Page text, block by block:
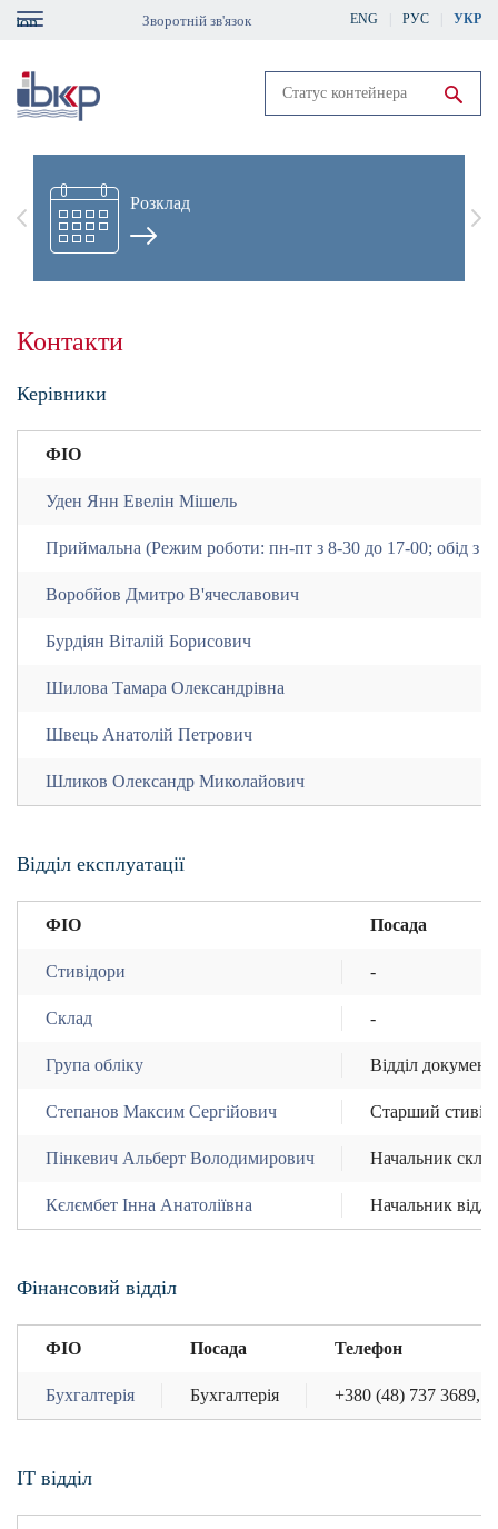
Skip
content
ENG РУС УКР
Зворотній зв'язок
Run search
Розклад
Previous
Контакти
Керівники
ФІО
Уден Янн Евелін Мішель
Приймальна (Режим роботи: пн-пт з 8-30 до 17-00; обід з
Воробйов Дмитро В'ячеславович
Бурдіян Віталій Борисович
Шилова Тамара Олександрівна
Швець Анатолій Петрович
Шликов Олександр Миколайович
Відділ експлуатації
ФІО Посада
Стивідори -
Склад -
Група обліку Відділ
Степанов Максим Сергійович Старший
Пінкевич Альберт Володимирович Начальник
Кєлємбет Інна Анатоліївна Начальник
Фінансовий відділ
ФІО Посада Телефон
Бухгалтерія Бухгалтерія +380 (48) 737 3689,
IT відділ